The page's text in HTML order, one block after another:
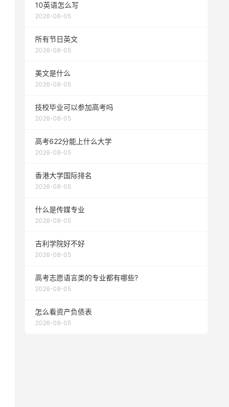
10英语怎么写
2026-08-05
所有节日英文
2026-08-05
美文是什么
2026-08-05
技校毕业可以参加高考吗
2026-08-05
高考622分能上什么大学
2026-08-05
香港大学国际排名
2026-08-05
什么是传媒专业
2026-08-05
吉利学院好不好
2026-08-05
高考志愿语言类的专业都有哪些?
2026-08-05
怎么看资产负债表
2026-08-05